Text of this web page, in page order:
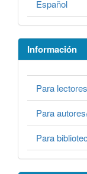
Español
Información
Para
Para
Para